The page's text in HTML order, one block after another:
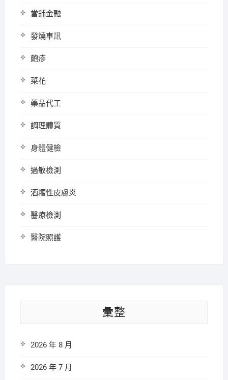
當鋪金融
發燒車訊
皰疹
菜花
藥品代工
調理體質
身體健檢
過敏檢測
酒糟性皮膚炎
醫療檢測
醫院照護
彙整
2026 年 8 月
2026 年 7 月